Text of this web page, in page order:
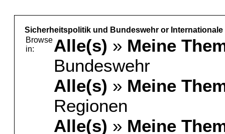
Sicherheitspolitik und Bundeswehr or
Browse
in:
Alle(s) » Meine
Bundeswehr
Alle(s) » Meine
Regionen
Alle(s) » Meine